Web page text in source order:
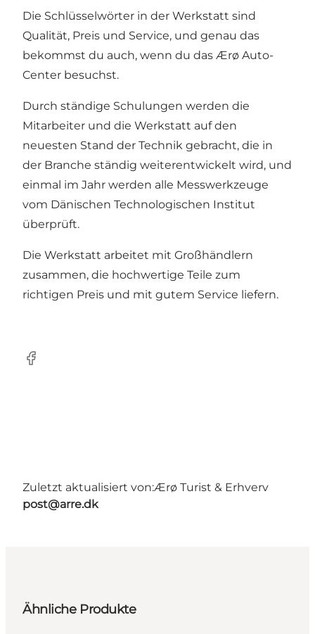
Die Schlüsselwörter in der Werkstatt sind
Qualität, Preis und Service, und genau das
bekommst du auch, wenn du das Ærø Auto-
Center besuchst.
Durch ständige Schulungen werden die
Mitarbeiter und die Werkstatt auf den
neuesten Stand der Technik gebracht, die in
der Branche ständig weiterentwickelt wird, und
einmal im Jahr werden alle Messwerkzeuge
vom Dänischen Technologischen Institut
überprüft.
Die Werkstatt arbeitet mit Großhändlern
zusammen, die hochwertige Teile zum
richtigen Preis und mit gutem Service liefern.
Facebook
Zuletzt aktualisiert von:Ærø Turist & Erhverv
post@arre.dk
Ähnliche Produkte